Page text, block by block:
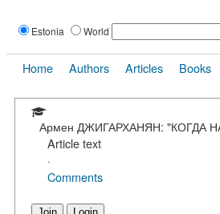
Estonia World
Home Authors Articles Books
Армен ДЖИГАРХАНЯН: "КОГДА
Article text
·
Comments